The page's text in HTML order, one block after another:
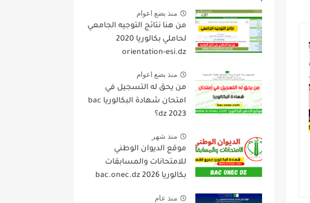
منذ بضع اعوام
من هنا نتائج التوجيه الجامعي
لحاملي بكالوريا 2020
orientation-esi.dz
منذ بضع اعوام
من يحق له التسجيل في
امتحان شهادة البكالوريا bac
dz 2023؟
منذ شهر
موقع الديوان الوطني
للامتحانات والمسابقات
بكالوريا 2026 bac.onec.dz
منذ عام